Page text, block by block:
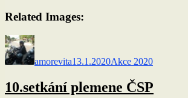
Related Images:
Autor:
amorevita13.1.2020Akce 2020
10.setkání plemene ČSP